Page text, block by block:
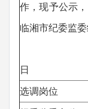
作，现予公示
临湘市纪委监
日
选调岗位